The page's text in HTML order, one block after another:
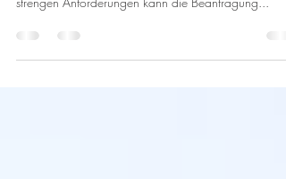
Beratung helfen kann
Häufige Herausforderungen bei Visumsanträgen
Aufgrund der Komplexität des Verfahrens und der